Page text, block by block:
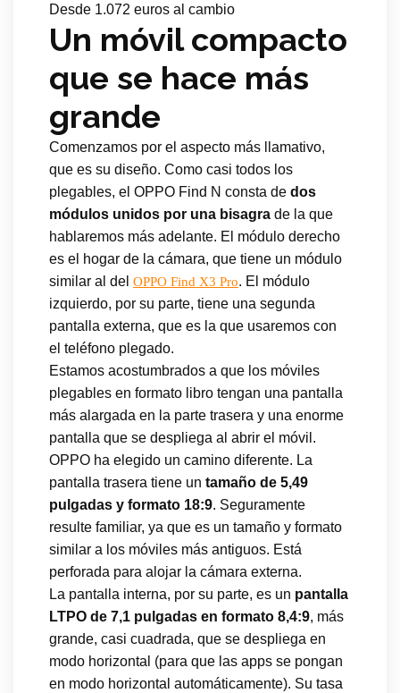
Desde 1.072 euros al cambio
Un móvil compacto
que se hace más
grande
Comenzamos por el aspecto más llamativo,
que es su diseño. Como casi todos los
plegables, el OPPO Find N consta de dos
módulos unidos por una bisagra de la que
hablaremos más adelante. El módulo derecho
es el hogar de la cámara, que tiene un módulo
similar al del OPPO Find X3 Pro. El módulo
izquierdo, por su parte, tiene una segunda
pantalla externa, que es la que usaremos con
el teléfono plegado.
Estamos acostumbrados a que los móviles
plegables en formato libro tengan una pantalla
más alargada en la parte trasera y una enorme
pantalla que se despliega al abrir el móvil.
OPPO ha elegido un camino diferente. La
pantalla trasera tiene un tamaño de 5,49
pulgadas y formato 18:9. Seguramente
resulte familiar, ya que es un tamaño y formato
similar a los móviles más antiguos. Está
perforada para alojar la cámara externa.
La pantalla interna, por su parte, es un pantalla
LTPO de 7,1 pulgadas en formato 8,4:9, más
grande, casi cuadrada, que se despliega en
modo horizontal (para que las apps se pongan
en modo horizontal automáticamente). Su tasa